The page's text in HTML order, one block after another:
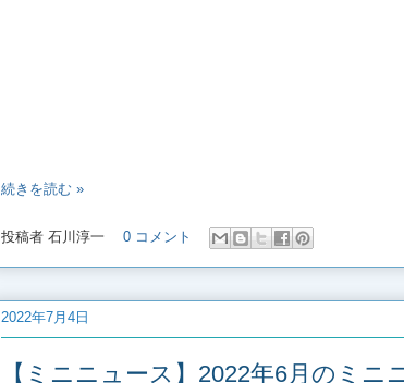
続きを読む »
投稿者 石川淳一 0 コメント
2022年7月4日
【ミニニュース】2022年6月のミニ